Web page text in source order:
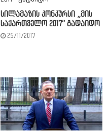
სილამაზის კონკურსი „მის
საქართველო 2017“ გადაიდო
25/11/2017